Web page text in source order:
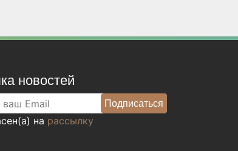
новостей
на рассылку